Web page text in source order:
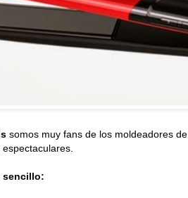
somos muy fans de los moldeadores de
sencillo: